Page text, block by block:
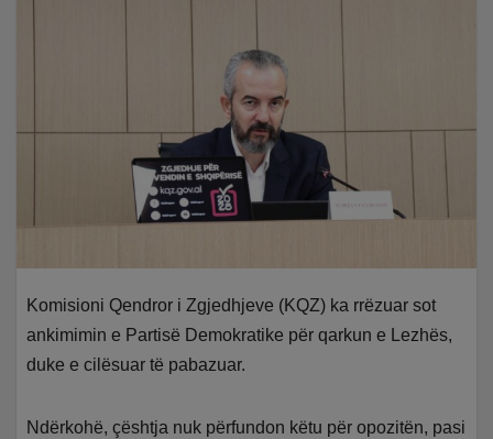
Komisioni Qendror i Zgjedhjeve (KQZ) ka rrëzuar sot
ankimimin e Partisë Demokratike për qarkun e Lezhës,
duke e cilësuar të pabazuar.
Ndërkohë, çështja nuk përfundon këtu për opozitën, pasi